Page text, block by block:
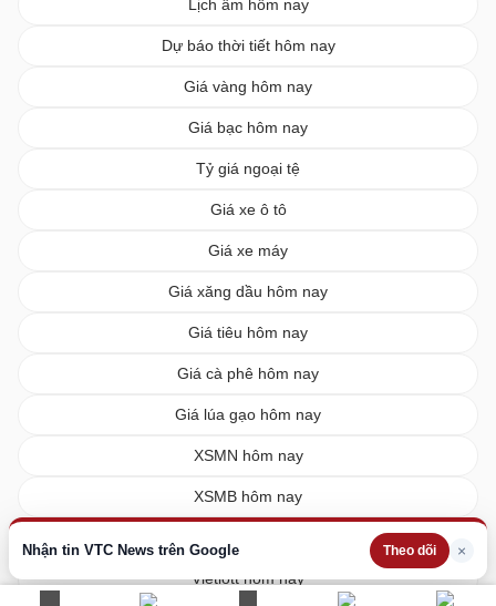
Nhận tin VTC News trên Google Theo dõi ×
Lịch âm hôm nay
Dự báo thời tiết hôm nay
Giá vàng hôm nay
Giá bạc hôm nay
Tỷ giá ngoại tệ
Giá xe ô tô
Giá xe máy
Giá xăng dầu hôm nay
Giá tiêu hôm nay
Giá cà phê hôm nay
Giá lúa gạo hôm nay
XSMN hôm nay
XSMB hôm nay
Vietlott hôm nay